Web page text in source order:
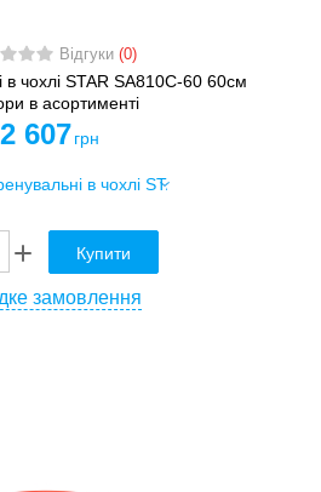
Відгуки (0)
в чохлі STAR SA810C-60 60см
в асортименті
2 607 грн
Купити
замовлення